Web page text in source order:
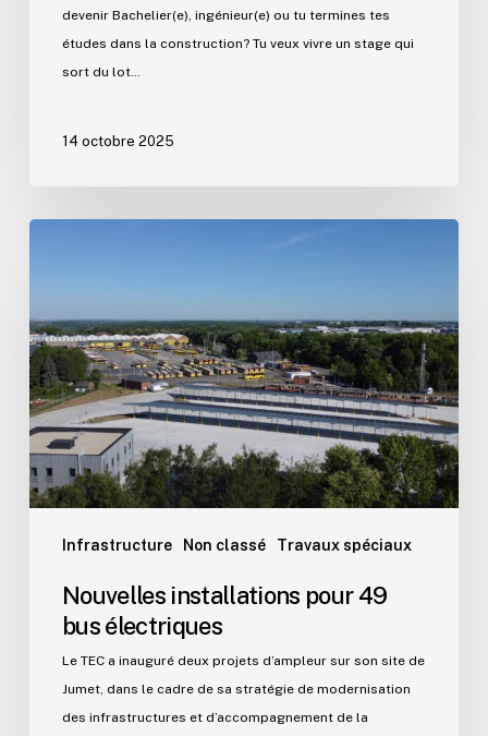
devenir Bachelier(e), ingénieur(e) ou tu termines tes
études dans la construction? Tu veux vivre un stage qui
sort du lot…
14 octobre 2025
Infrastructure Non classé Travaux spéciaux
49
bus
électriques
Nouvelles installations pour 49
bus électriques
Le TEC a inauguré deux projets d’ampleur sur son site de
Jumet, dans le cadre de sa stratégie de modernisation
des infrastructures et d’accompagnement de la